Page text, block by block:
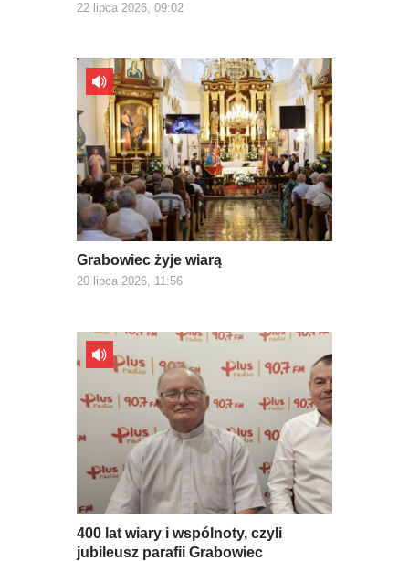
22 lipca 2026, 09:02
Grabowiec żyje wiarą
20 lipca 2026, 11:56
400 lat wiary i wspólnoty, czyli
jubileusz parafii Grabowiec